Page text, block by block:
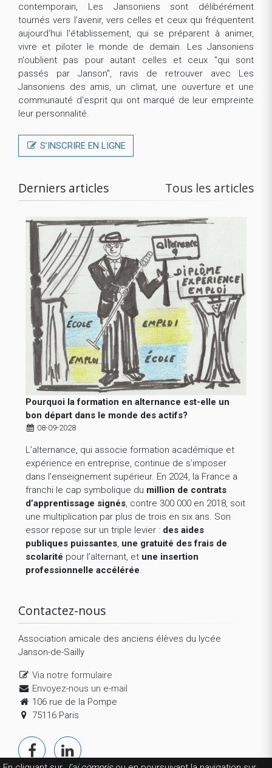
contemporain, Les Jansoniens sont délibérément
tournés vers l’avenir, vers celles et ceux qui fréquentent
aujourd'hui l'établissement, qui se préparent à animer,
vivre et piloter le monde de demain. Les Jansoniens
n'oublient pas pour autant celles et ceux "qui sont
passés par Janson", ravis de retrouver avec Les
Jansoniens des amis, un climat, une ouverture et une
communauté d'esprit qui ont marqué de leur empreinte
leur personnalité.
S’INSCRIRE EN LIGNE
Derniers articles Tous les articles
Pourquoi la formation en alternance est-elle un
bon départ dans le monde des actifs?
08-09-2028
L’alternance, qui associe formation académique et
expérience en entreprise, continue de s’imposer
dans l’enseignement supérieur. En 2024, la France a
franchi le cap symbolique du million de contrats
d’apprentissage signés , contre 300 000 en 2018, soit
une multiplication par plus de trois en six ans. Son
essor repose sur un triple levier : des aides
publiques puissantes une gratuité des frais de
scolarité pour l’alternant, et une insertion
professionnelle accélérée
Contactez-nous
Association amicale des anciens élèves du lycée
Janson-de-Sailly
Via notre formulaire
Envoyez-nous un e-mail
106 rue de la Pompe
75116 Paris